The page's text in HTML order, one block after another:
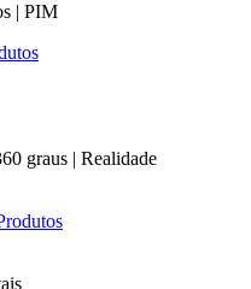
| PIM
graus | Realidade